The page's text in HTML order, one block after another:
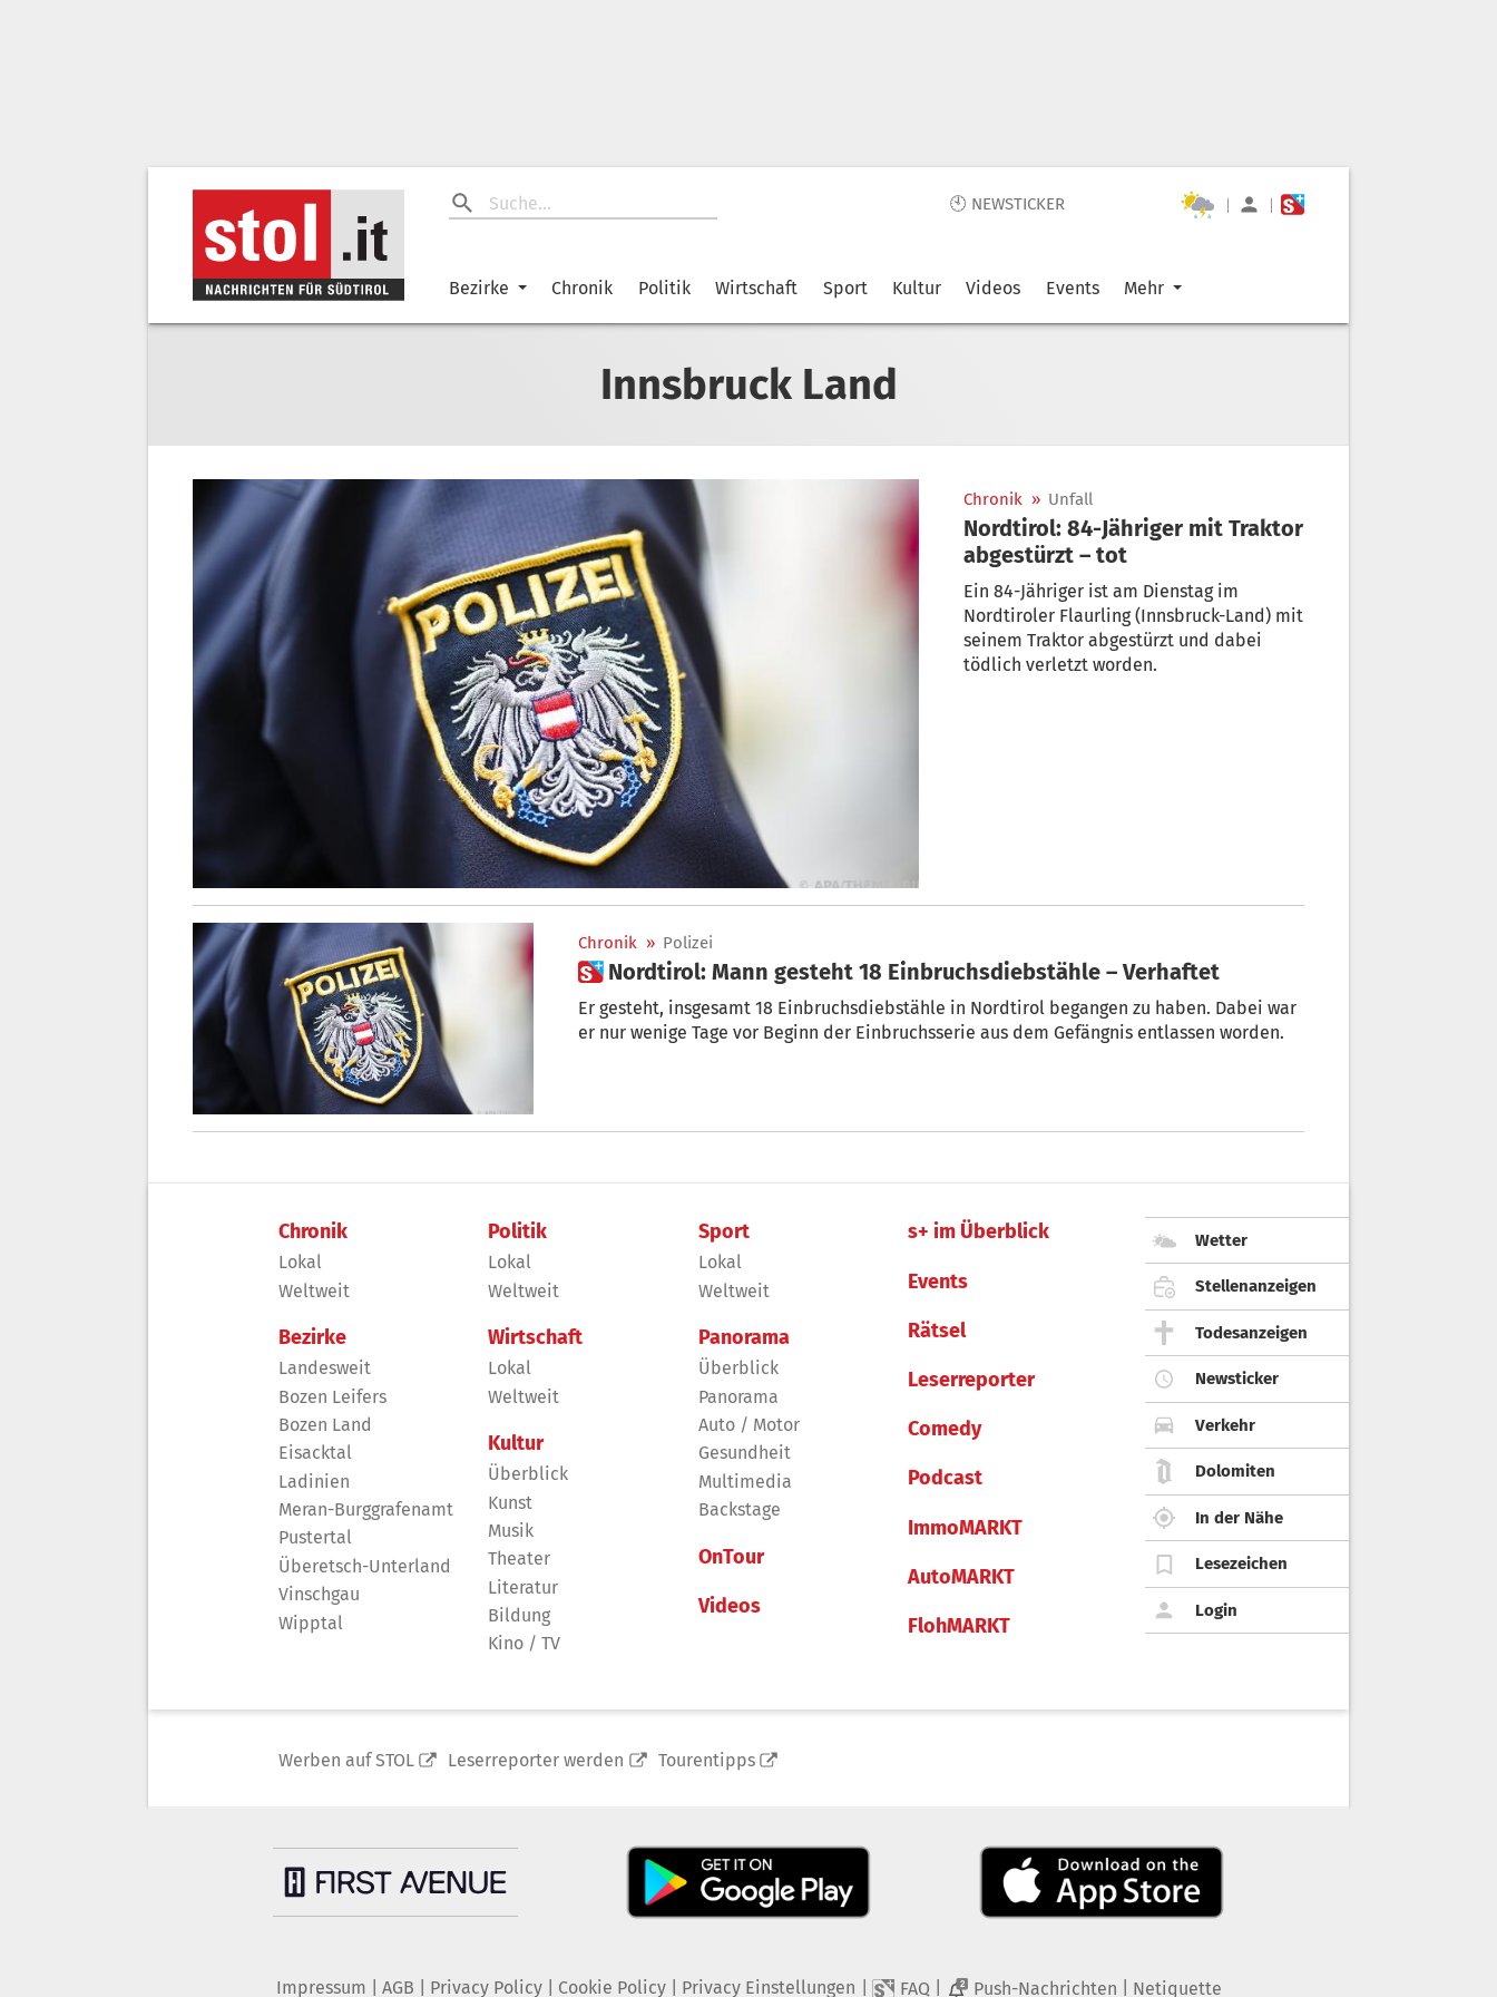
🕙 NEWSTICKER | |
Bezirke Chronik Politik Wirtschaft Sport Kultur Videos Events Mehr
Innsbruck Land
Chronik » Unfall
Nordtirol: 84-Jähriger mit Traktor
abgestürzt – tot
Ein 84-Jähriger ist am Dienstag im
Nordtiroler Flaurling (Innsbruck-Land) mit
seinem Traktor abgestürzt und dabei
tödlich verletzt worden.
Chronik » Polizei
 Nordtirol: Mann gesteht 18 Einbruchsdiebstähle – Verhaftet
Er gesteht, insgesamt 18 Einbruchsdiebstähle in Nordtirol begangen zu haben. Dabei war
er nur wenige Tage vor Beginn der Einbruchsserie aus dem Gefängnis entlassen worden.
Chronik
Lokal
Weltweit
Bezirke
Landesweit
Bozen Leifers
Bozen Land
Eisacktal
Ladinien
Meran-Burggrafenamt
Pustertal
Überetsch-Unterland
Vinschgau
Wipptal
Politik
Lokal
Weltweit
Wirtschaft
Lokal
Weltweit
Kultur
Überblick
Kunst
Musik
Theater
Literatur
Bildung
Kino / TV
Sport
Lokal
Weltweit
Panorama
Überblick
Panorama
Auto / Motor
Gesundheit
Multimedia
Backstage
OnTour
Videos
s+ im Überblick
Events
Rätsel
Leserreporter
Comedy
Podcast
ImmoMARKT
AutoMARKT
FlohMARKT
Wetter
Stellenanzeigen
Todesanzeigen
Newsticker
Verkehr
Dolomiten
In der Nähe
Lesezeichen
Login
Werben auf STOL Leserreporter werden Tourentipps
Impressum AGB Privacy Policy| Cookie Policy| Privacy Einstellungen FAQ 2 Push-Nachrichten Netiquette